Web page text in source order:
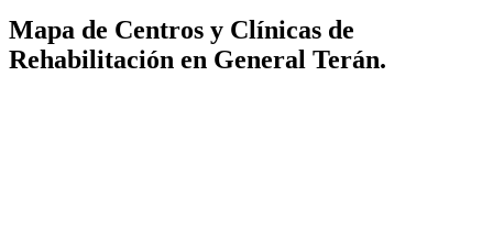
Mapa de Centros y Clínicas de
Rehabilitación en General Terán.